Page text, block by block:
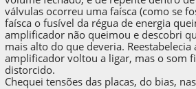
válvulas ocorreu uma faísca (como se
faísca o fusível da régua de energia
amplificador não queimou e descobri
mais alto do que deveria. Reestabelecia
amplificador voltou a ligar, mas o som
distorcido.
Chequei tensões das placas, do bias,